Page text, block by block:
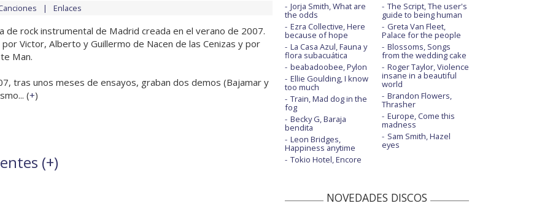
Enlaces
de rock instrumental de Madrid creada en el verano de 2007.
Victor, Alberto y Guillermo de Nacen de las Cenizas y por
Man.
tras unos meses de ensayos, graban dos demos (Bajamar y
(+)
(+)
Jorja Smith, What are
the odds
Ezra Collective, Here
because of hope
La Casa Azul, Fauna y
flora subacuática
beabadoobee, Pylon
Ellie Goulding, I know
too much
Train, Mad dog in the
fog
Becky G, Baraja
bendita
Leon Bridges,
Happiness anytime
Tokio Hotel, Encore
The Script, The user's
guide to being human
Greta Van Fleet,
Palace for the people
Blossoms, Songs
from the wedding cake
Roger Taylor, Violence
insane in a beautiful
world
Brandon Flowers,
Thrasher
Europe, Come this
madness
Sam Smith, Hazel
eyes
NOVEDADES DISCOS